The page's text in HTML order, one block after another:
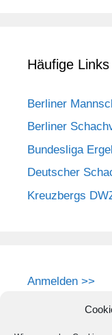
Häufige Links
Berliner
Berliner
Bundesliga
Deutscher
Kreuzbergs
Anmelden >>